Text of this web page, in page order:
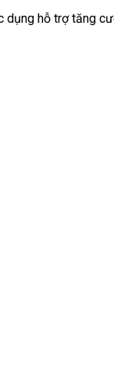
dụng hỗ trợ tăng